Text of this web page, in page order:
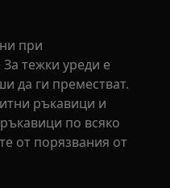
при
тежки уреди е
да ги преместват.
ръкавици и
по всяко
от порязвания от